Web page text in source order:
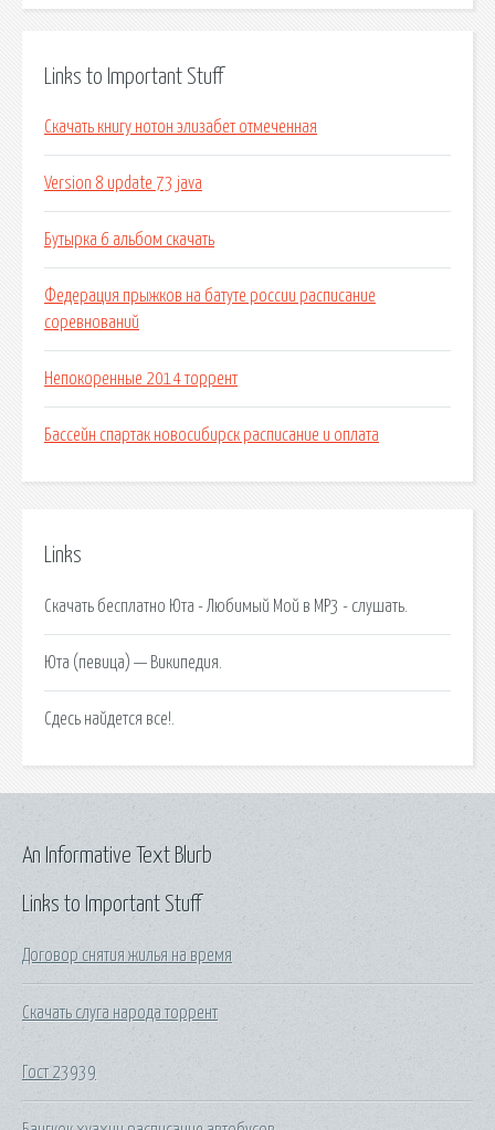
Links to Important Stuff
Скачать книгу нотон элизабет отмеченная
Version 8 update 73 java
Бутырка 6 альбом скачать
Федерация прыжков на батуте россии расписание
соревнований
Непокоренные 2014 торрент
Бассейн спартак новосибирск расписание и оплата
Links
Скачать бесплатно Юта - Любимый Мой в MP3 - слушать.
Юта (певица) — Википедия.
Сдесь найдется все!.
Links to Important Stuff
Договор снятия жилья на время
Скачать слуга народа торрент
Гост 23939
An Informative Text Blurb